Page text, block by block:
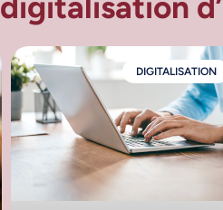
DIGITALISATION